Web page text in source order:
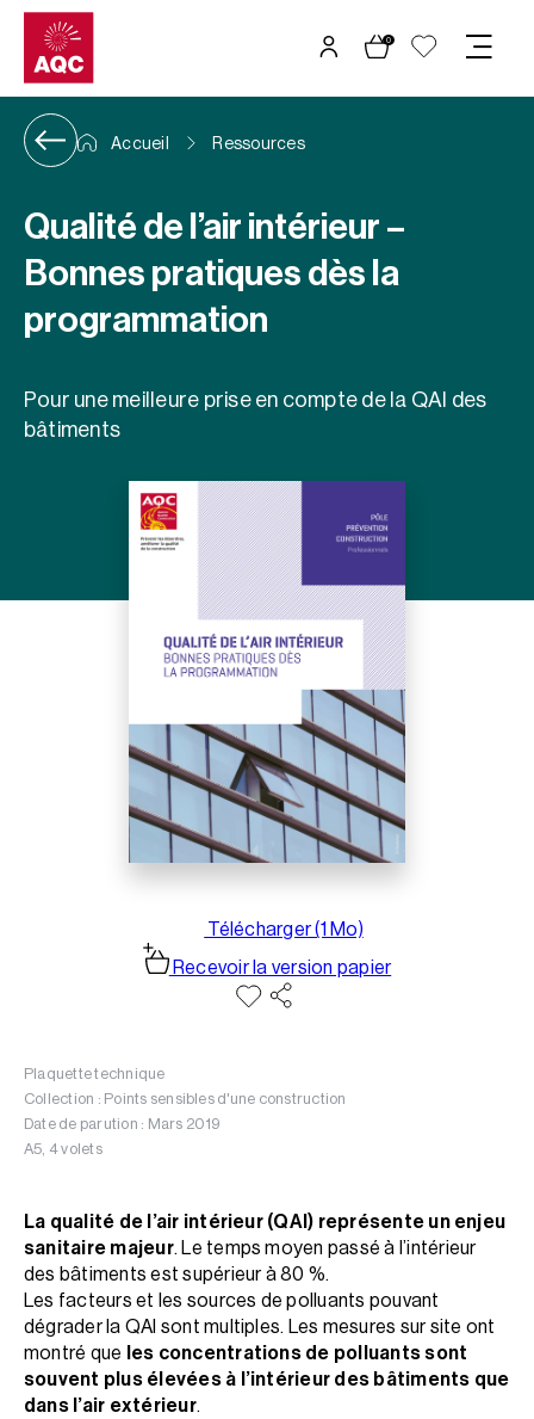
Panneau de gestion des cookies
0
Accueil Ressources
Qualité de l’air intérieur –
Bonnes pratiques dès la
programmation
Pour une meilleure prise en compte de la QAI des
bâtiments
Télécharger (1 Mo)
Recevoir la version papier
Plaquette technique
Collection : Points sensibles d'une construction
Date de parution : Mars 2019
A5, 4 volets
La qualité de l’air intérieur (QAI) représente un enjeu
sanitaire majeur. Le temps moyen passé à l’intérieur
des bâtiments est supérieur à 80 %.
Les facteurs et les sources de polluants pouvant
dégrader la QAI sont multiples. Les mesures sur site ont
montré que
les concentrations de polluants sont
souvent plus élevées à l’intérieur des bâtiments que
dans l’air extérieur.